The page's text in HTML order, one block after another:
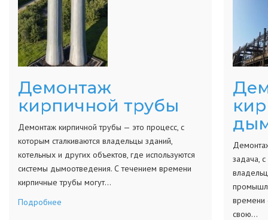
Демонтаж
кирпичной трубы
Демонтаж кирпичной трубы — это процесс, с
которым сталкиваются владельцы зданий,
котельных и других объектов, где используются
системы дымоотведения. С течением времени
кирпичные трубы могут…
Подробнее
задача,
времени
свою…